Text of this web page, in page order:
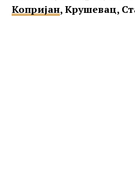
Копријан, Крушевац,